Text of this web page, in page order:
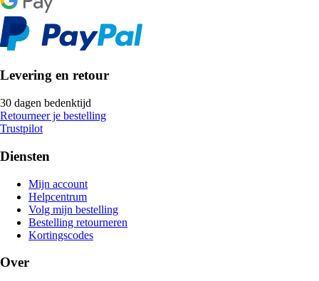
Levering en retour
30 dagen bedenktijd
Retourneer je bestelling
Trustpilot
Diensten
Mijn account
Helpcentrum
Volg mijn bestelling
Bestelling retourneren
Kortingscodes
Over